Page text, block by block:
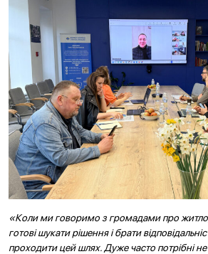
«Коли ми говоримо з громадами про
готові шукати рішення і брати
проходити цей шлях. Дуже часто потрібні